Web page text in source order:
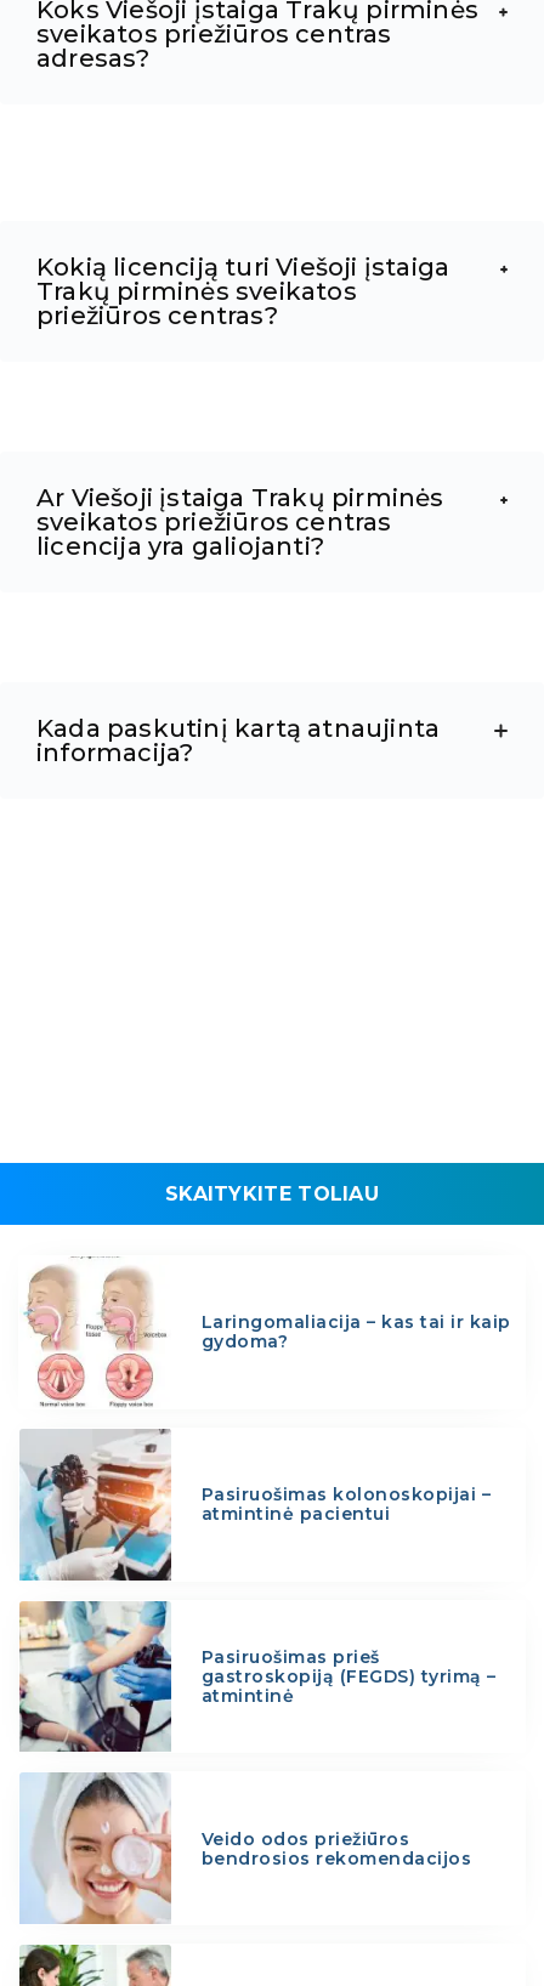
Koks Viešoji įstaiga Trakų pirminės
sveikatos priežiūros centras
adresas?
Kokią licenciją turi Viešoji įstaiga
Trakų pirminės sveikatos
priežiūros centras?
Ar Viešoji įstaiga Trakų pirminės
sveikatos priežiūros centras
licencija yra galiojanti?
Kada paskutinį kartą atnaujinta
informacija?
SKAITYKITE TOLIAU
Laringomaliacija – kas tai ir kaip
gydoma?
Pasiruošimas kolonoskopijai –
atmintinė pacientui
Pasiruošimas prieš
gastroskopiją (FEGDS) tyrimą –
atmintinė
Veido odos priežiūros
bendrosios rekomendacijos